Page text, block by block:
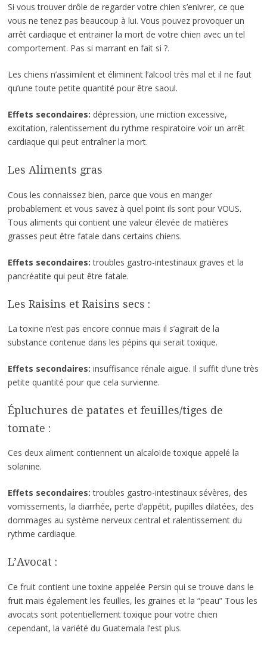
Si vous trouver drôle de regarder votre chien s’enivrer, ce que
vous ne tenez pas beaucoup à lui. Vous pouvez provoquer un
arrêt cardiaque et entrainer la mort de votre chien avec un tel
comportement. Pas si marrant en fait si ?.
Les chiens n’assimilent et éliminent l’alcool très mal et il ne faut
qu’une toute petite quantité pour être saoul.
Effets secondaires: dépression, une miction excessive,
excitation, ralentissement du rythme respiratoire voir un arrêt
cardiaque qui peut entraîner la mort.
Les Aliments gras
Cous les connaissez bien, parce que vous en manger
probablement et vous savez à quel point ils sont pour VOUS.
Tous aliments qui contient une valeur élevée de matières
grasses peut être fatale dans certains chiens.
Effets secondaires: troubles gastro-intestinaux graves et la
pancréatite qui peut être fatale.
Les Raisins et Raisins secs :
La toxine n’est pas encore connue mais il s’agirait de la
substance contenue dans les pépins qui serait toxique.
Effets secondaires: insuffisance rénale aiguë. Il suffit d’une très
petite quantité pour que cela survienne.
Épluchures de patates et feuilles/tiges de
tomate :
Ces deux aliment contiennent un alcaloïde toxique appelé la
solanine.
Effets secondaires: troubles gastro-intestinaux sévères, des
vomissements, la diarrhée, perte d’appétit, pupilles dilatées, des
dommages au système nerveux central et ralentissement du
rythme cardiaque.
L’Avocat :
Ce fruit contient une toxine appelée Persin qui se trouve dans le
fruit mais également les feuilles, les graines et la “peau” Tous les
avocats sont potentiellement toxique pour votre chien
cependant, la variété du Guatemala l’est plus.